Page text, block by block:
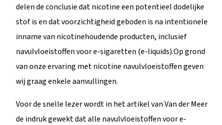
delen de conclusie dat nicotine een potentieel dodelijke
stof is en dat voorzichtigheid geboden is na intentionele
inname van nicotinehoudende producten, inclusief
navulvloeistoffen voor e-sigaretten (e-liquids).Op grond
van onze ervaring met nicotine navulvloeistoffen geven
wij graag enkele aanvullingen.
Voor de snelle lezer wordt in het artikel van Van der Meer
de indruk gewekt dat alle navulvloeistoffen voor e-